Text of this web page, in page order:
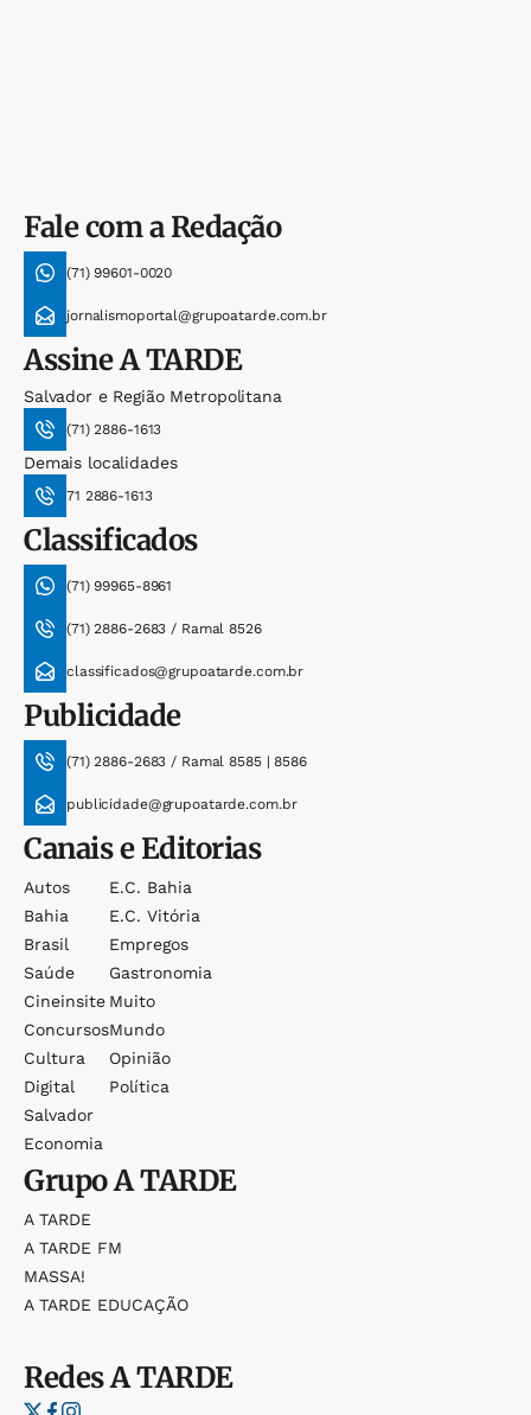
Fale com a Redação
(71) 99601-0020
jornalismoportal@grupoatarde.com.br
AssineA TARDE
Salvador e Região Metropolitana
(71) 2886-1613
Demais localidades
71 2886-1613
Classificados
(71) 99965-8961
(71) 2886-2683 / Ramal 8526
classificados@grupoatarde.com.br
Publicidade
(71) 2886-2683 / Ramal 8585 | 8586
publicidade@grupoatarde.com.br
Canais e Editorias
Autos
Bahia
Brasil
Saúde
Cineinsite
Concursos
Cultura
Digital
Salvador
Economia
E.c. Bahia
E.c. Vitória
Empregos
Gastronomia
Muito
Mundo
Opinião
Política
GrupoA TARDE
A TARDE
A TARDE FM
MASSA!
A TARDE EDUCAÇÃO
RedesA TARDE